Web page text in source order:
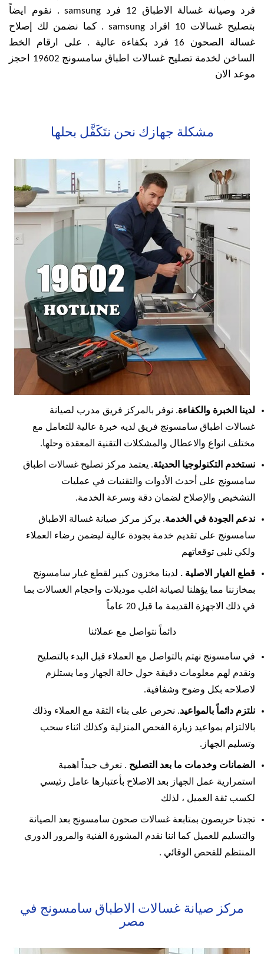
فرد وصيانة غسالة الاطباق 12 فرد samsung . نقوم ايضاً
بتصليح غسالات 10 افراد samsung . كما نضمن لك إصلاح
غسالة الصحون 16 فرد بكفاءة عالية . على ارقام الخط
الساخن لخدمة تصليح غسالات اطباق سامسونج 19602 احجز
موعد الان
مشكلة جهازك نحن نتَكَفَّل بحلها
لدينا الخبرة والكفاءة. نوفر بالمركز فريق مدرب لصيانة
غسالات اطباق سامسونج فريق لديه خبرة عالية للتعامل مع
مختلف انواع والاعطال والمشكلات التقنية المعقدة وحلها.
نستخدم التكنولوجيا الحديثة. يعتمد مركز تصليح غسالات اطباق
سامسونج على أحدث الأدوات والتقنيات في عمليات
التشخيص والإصلاح لضمان دقة وسرعة الخدمة.
ندعم الجودة في الخدمة. يركز مركز صيانة غسالة الاطباق
سامسونج على تقديم خدمة بجودة عالية ليضمن رضاء العملاء
ولكي نلبي توقعاتهم
قطع الغيار الاصلية . لدينا مخزون كبير لقطع غيار سامسونج
بمخازننا مما يؤهلنا لصيانة اغلب موديلات واحجام الغسالات بما
في ذلك الاجهزة القديمة ما قبل 20 عاماً
دائماً نتواصل مع عملائنا
في سامسونج نهتم بالتواصل مع العملاء قبل البدء بالتصليح
ونقدم لهم معلومات دقيقة حول حالة الجهاز وما يستلزم
لاصلاحه بكل وضوح وشفافية.
نلتزم دائماً بالمواعيد. نحرص على بناء الثقة مع العملاء وذلك
بالالتزام بمواعيد زيارة الفحص المنزلية وكذلك اثناء سحب
وتسليم الجهاز.
الضمانات وخدمات ما بعد التصليح . نعرف جيداً اهمية
استمرارية عمل الجهاز بعد الاصلاح بأعتبارها عامل رئيسي
لكسب ثقة العميل ، لذلك
تجدنا حريصون بمتابعة غسالات صحون سامسونج بعد الصيانة
والتسليم للعميل كما اننا نقدم المشورة الفنية والمرور الدوري
المنتظم للفحص الوقائي .
مركز صيانة غسالات الاطباق سامسونج في
مصر